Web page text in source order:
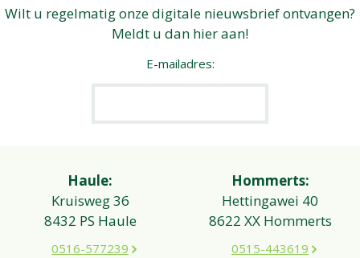
Wilt u regelmatig onze digitale nieuwsbrief ontvangen?
Meldt u dan hier aan!
E-mailadres:
Haule:
Kruisweg 36
8432 PS Haule
0516-577239
Hommerts:
Hettingawei 40
8622 XX Hommerts
0515-443619